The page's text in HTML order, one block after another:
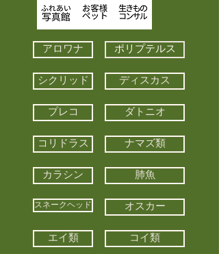
アロワナ ポリプテルス
シクリッド ディスカス
プレコ ダトニオ
コリドラス ナマズ類
カラシン 肺魚
スネークヘッド オスカー
エイ類 コイ類